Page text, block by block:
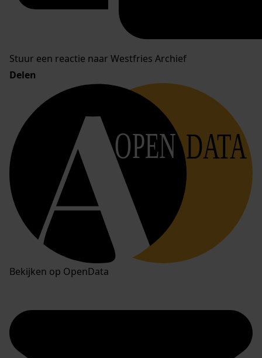
Stuur een reactie naar Westfries Archief
Delen
OPEN DATA
Bekijken op OpenData